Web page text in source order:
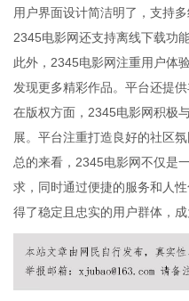
用户界面设计简洁明了，支持
2345电影网还支持离线下载功
此外，2345电影网注重用户体
发现更多精彩作品。平台还提
在版权方面，2345电影网积极
展。平台注重打造良好的社区
总的来看，2345电影网不仅是
求，同时通过便捷的服务和人
得了稳定且忠实的用户群体，